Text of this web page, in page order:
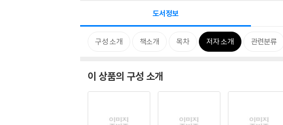
도서정보
구성 소개 책소개 목차 저자 소개 관련분류
이 상품의 구성 소개